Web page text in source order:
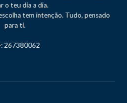
o teu dia a dia.
tem intenção. Tudo, pensado
para ti.
267380062